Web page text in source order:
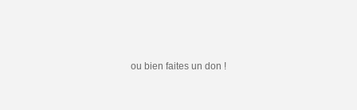
ou bien faites un don !